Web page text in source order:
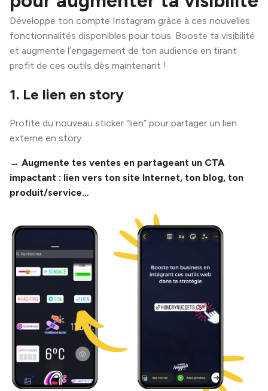
Développe ton compte Instagram grâce à ces nouvelles
fonctionnalités disponibles pour tous. Booste ta visibilité
et augmente l’engagement de ton audience en tirant
profit de ces outils dès maintenant !
1. Le lien en story
Profite du nouveau sticker “lien” pour partager un lien
externe en story.
→ Augmente tes ventes en partageant un CTA
impactant : lien vers ton site Internet, ton blog, ton
produit/service…